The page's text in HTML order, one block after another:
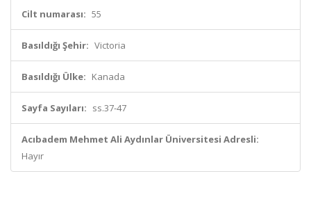
Cilt numarası: 55
Basıldığı Şehir: Victoria
Basıldığı Ülke: Kanada
Sayfa Sayıları: ss.37-47
Acıbadem Mehmet Ali Aydınlar Üniversitesi Adresli:
Hayır